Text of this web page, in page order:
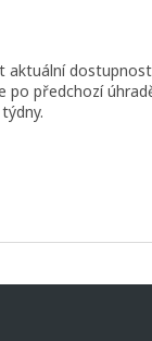
aktuální
předchozí